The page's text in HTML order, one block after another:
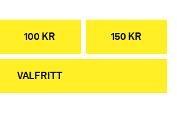
100 KR 150 KR
VALFRITT